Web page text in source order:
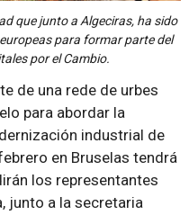
que junto a Algeciras, ha sido
para formar parte del
por el Cambio.
de una rede de urbes
para abordar la
industrial de
en Bruselas tendrá
los representantes
junto a la secretaria